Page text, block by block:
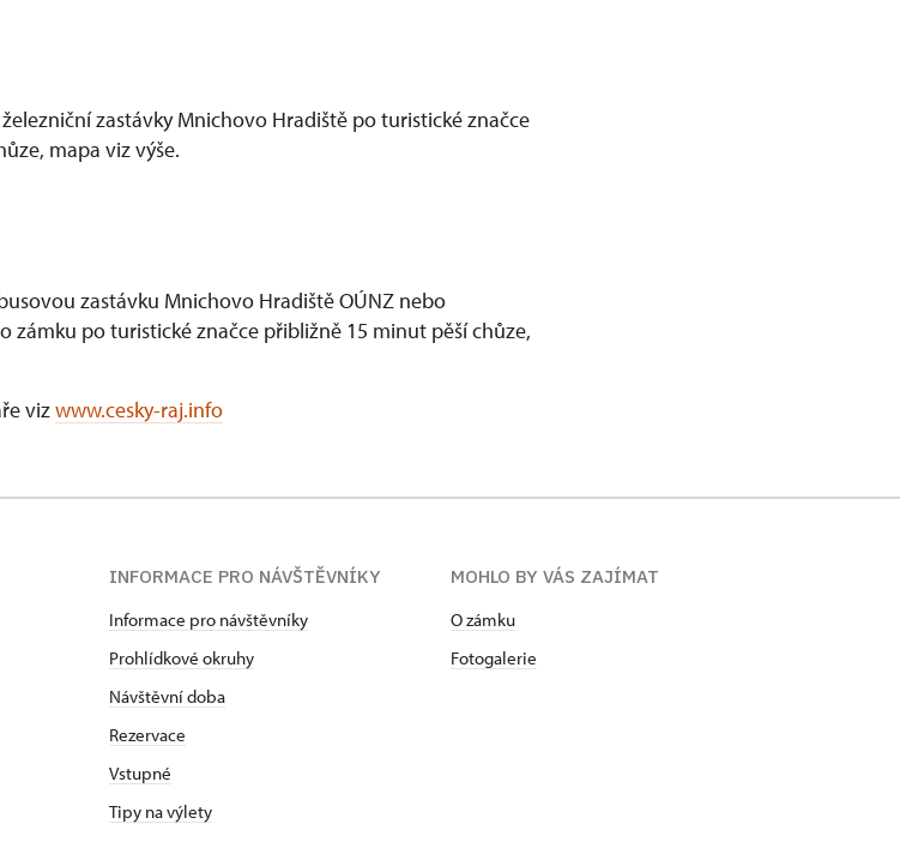
zastávky Mnichovo Hradiště po turistické značce
mapa viz výše.
zastávku Mnichovo Hradiště OÚNZ nebo
zámku po turistické značce přibližně 15 minut pěší chůze,
vizwww.cesky-raj.info
INFORMACE PRO NÁVŠTĚVNÍKY
Informace pro návštěvníky
Prohlídkové okruhy
Návštěvní doba
Rezervace
Vstupné
Tipy na výlety
MOHLO BY VÁS ZAJÍMAT
O zámku
Fotogalerie